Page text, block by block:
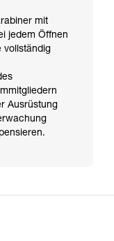
mit
jedem Öffnen
vollständig
Ausrüstung